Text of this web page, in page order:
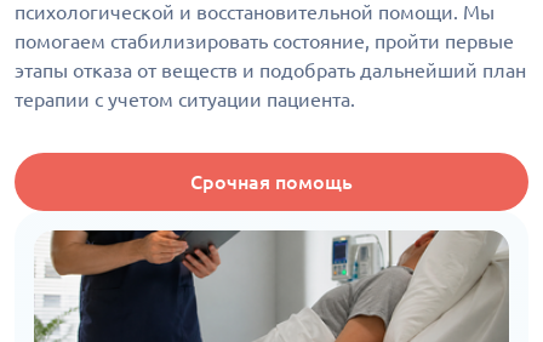
психологической и восстановительной помощи. Мы
помогаем стабилизировать состояние, пройти первые
этапы отказа от веществ и подобрать дальнейший план
терапии с учетом ситуации пациента.
Срочная помощь